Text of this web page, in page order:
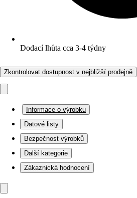
Dodací lhůta cca 3-4 týdny
Zkontrolovat dostupnost v nejbližší prodejně
Informace o výrobku
Datové listy
Bezpečnost výrobků
Další kategorie
Zákaznická hodnocení